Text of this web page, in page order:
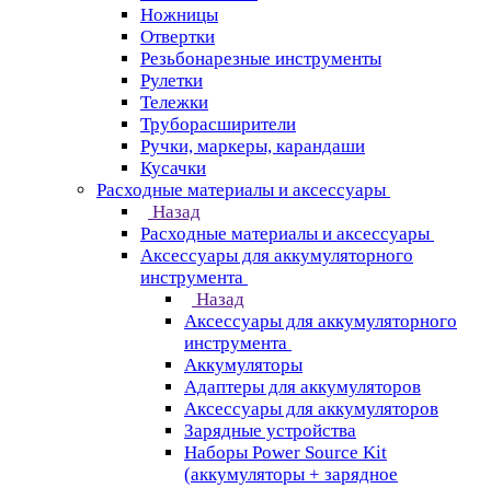
Ножницы
Отвертки
Резьбонарезные инструменты
Рулетки
Тележки
Труборасширители
Ручки, маркеры, карандаши
Кусачки
Расходные материалы и аксессуары
Назад
Расходные материалы и аксессуары
Аксессуары для аккумуляторного
инструмента
Назад
Аксессуары для аккумуляторного
инструмента
Aккумуляторы
Адаптеры для аккумуляторов
Аксессуары для аккумуляторов
Зарядные устройства
Наборы Power Source Kit
(аккумуляторы + зарядное